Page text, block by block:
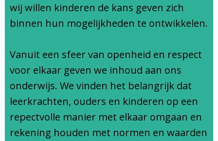
Ondersteuningsprofiel
wij willen kinderen de kans geven zich
binnen hun mogelijkheden te ontwikkelen.
Vanuit een sfeer van openheid en respect
voor elkaar geven we inhoud aan ons
onderwijs. We vinden het belangrijk dat
leerkrachten, ouders en kinderen op een
repectvolle manier met elkaar omgaan en
rekening houden met normen en waarden